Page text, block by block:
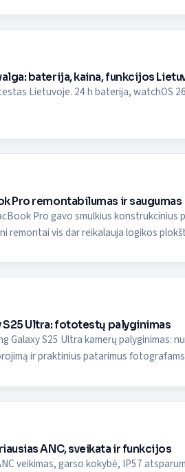
baterija, kaina, funkcijos
Lietuvoje. 24 h baterija, watchOS
Pro remontabilumas ir saugumas
Pro gavo smulkius
remontai vis dar reikalauja logikos
S25 Ultra: fototestų palyginimas
Galaxy S25 Ultra kamerų
ir praktinius patarimus
ANC, sveikata ir funkcijos
veikimas, garso kokybė, IP57